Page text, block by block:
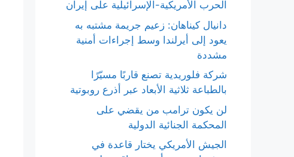
الحرب الأمريكية-الإسرائيلية على إيران
دانيال كيناهان: زعيم جريمة مشتبه به
يعود إلى أيرلندا وسط إجراءات أمنية
مشددة
شركة فلوريدية تصنع قاربًا مسيّرًا
بالطباعة ثلاثية الأبعاد عبر أذرع روبوتية
لن يكون ترامب من يقضي على
المحكمة الجنائية الدولية
الجيش الأمريكي يختار قاعدة في